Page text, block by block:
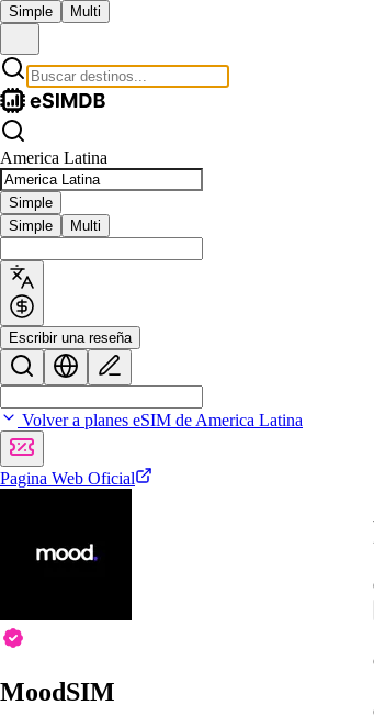
Simple Multi
America Latina
Simple
Simple
Multi
Escribir una reseña
Volver a planes eSIM de America Latina
Pagina Web Oficial
MoodSIM